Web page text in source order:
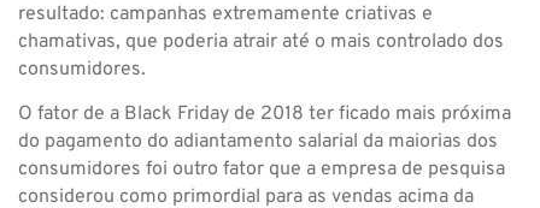
resultado: campanhas extremamente criativas e
chamativas, que poderia atrair até o mais controlado dos
consumidores.
O fator de a Black Friday de 2018 ter ficado mais próxima
do pagamento do adiantamento salarial da maiorias dos
consumidores foi outro fator que a empresa de pesquisa
considerou como primordial para as vendas acima da